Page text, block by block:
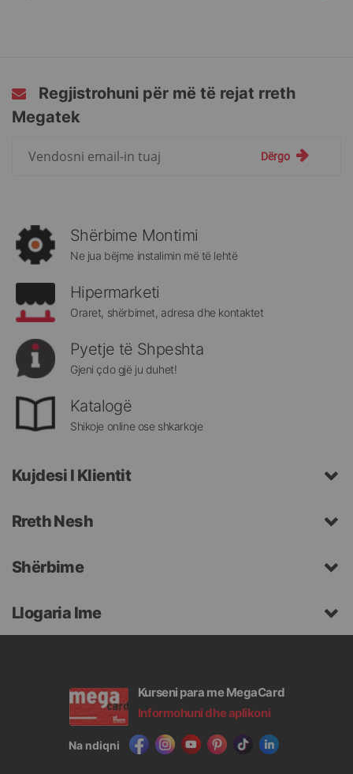
Regjistrohuni për më të rejat rreth
Megatek
rreth
Megatek:
Dërgo
Shërbime Montimi
Ne jua bëjme instalimin më të lehtë
Hipermarketi
Oraret, shërbimet, adresa dhe kontaktet
Pyetje të Shpeshta
Gjeni çdo gjë ju duhet!
Katalogë
Shikoje online ose shkarkoje
Kujdesi I Klientit
Rreth Nesh
Shërbime
Llogaria Ime
Kurseni para me MegaCard
Informohuni dhe aplikoni
Na ndiqni